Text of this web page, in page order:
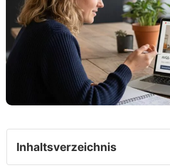
Inhaltsverzeichnis